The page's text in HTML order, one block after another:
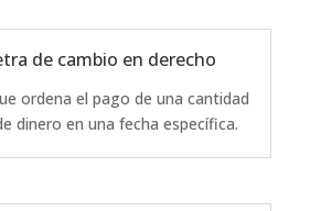
de cambio en derecho
ordena el pago de una cantidad
dinero en una fecha específica.